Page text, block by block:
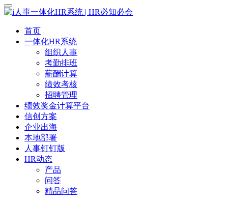
首页
一体化HR系统
组织人事
考勤排班
薪酬计算
绩效考核
招聘管理
绩效奖金计算平台
信创方案
企业出海
本地部署
人事钉钉版
HR动态
产品
问答
精品问答